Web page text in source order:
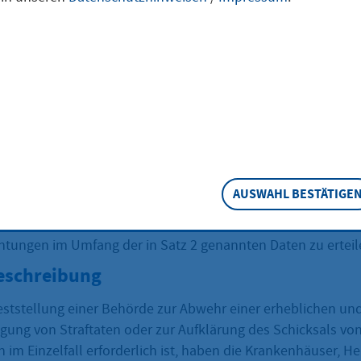
2 Satz 1 des Bundesmeldegesetzes genannten Fällen ist
im Umfang der in Satz 2 genannten Daten zu
einer Behörde zur Abwehr einer erheblichen
von Straftaten oder zur Aufklärung des Schicksals
im Einzelfall erforderlich ist, haben die Krankenhäuser,
AUSWAHL